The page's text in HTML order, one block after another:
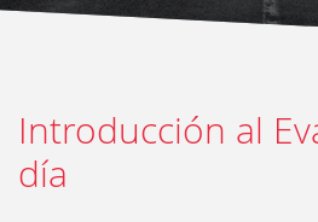
Introducción al
día